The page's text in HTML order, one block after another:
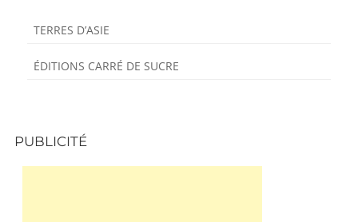
TERRES D’ASIE
ÉDITIONS CARRÉ DE SUCRE
PUBLICITÉ